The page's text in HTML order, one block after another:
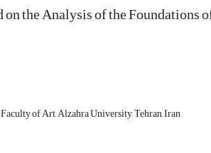
the Analysis of the Foundations
of Art, Alzahra University, Tehran, Iran